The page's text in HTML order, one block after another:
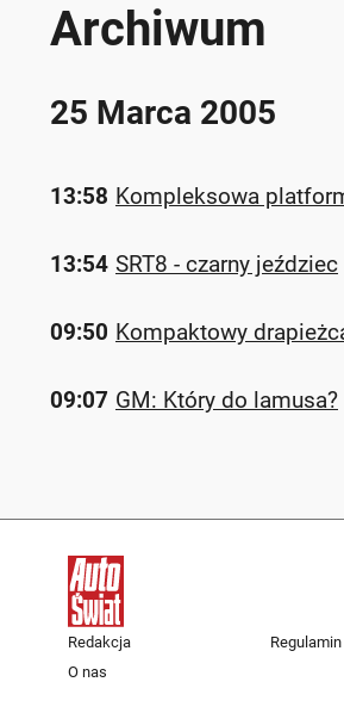
Archiwum
25 Marca 2005
13:58 Kompleksowa
13:54 SRT8 - czarny jeździec
09:50 Kompaktowy
09:07 GM: Który do lamusa?
Redakcja Regulamin
O nas